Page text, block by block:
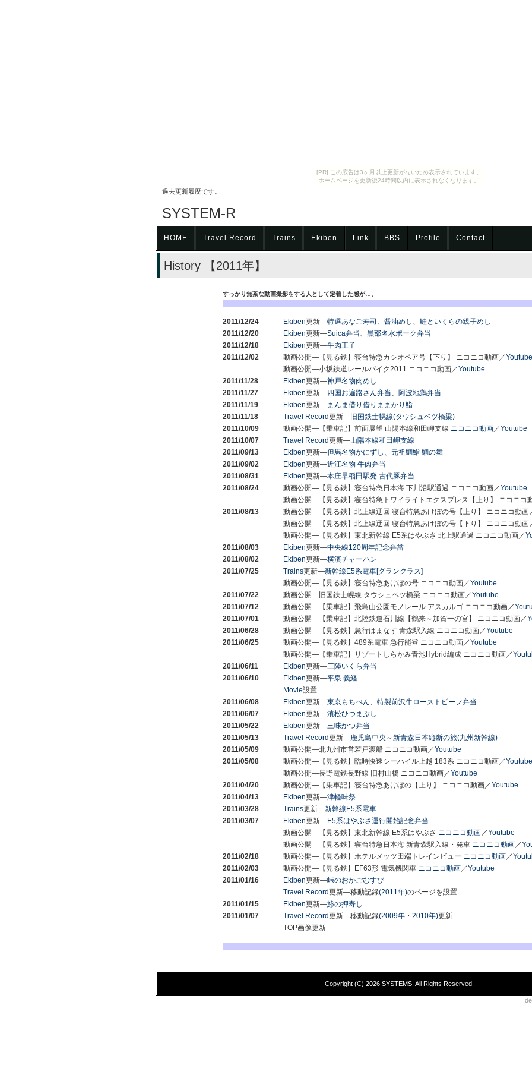
[PR] この広告は3ヶ月以上更新がないため表示されています。
ホームページを更新後24時間以内に表示されなくなります。
過去更新履歴です。
SYSTEM-R
HOME Travel Record Trains Ekiben Link BBS Profile Contact
History 【2011年】
すっかり無茶な動画撮影をする人として定着した感が…。
2011/12/24 Ekiben更新―特選あなご寿司 、 醤油めし 、 鮭といくらの親子めし
2011/12/20
Ekiben更新―Suica弁当、 黒部名水ポーク弁当
2011/12/18
Ekiben更新―牛肉王子
2011/12/02
動画公開―【見る鉄】寝台特急カシオペア号【下り】 ニコニコ動画／Youtube
動画公開―小坂鉄道レールバイク2011 ニコニコ動画／Youtube
2011/11/28
Ekiben更新―神戸名物肉めし
2011/11/27
Ekiben更新―四国お遍路さん弁当、 阿波地鶏弁当
2011/11/19
Ekiben更新―まんま借り借りままかり鮨
2011/11/18
Travel Record更新― 旧国鉄士幌線(タウシュベツ橋梁)
2011/10/09
動画公開―【乗車記】前面展望 山陽本線和田岬支線 ニコニコ動画／Youtube
2011/10/07
Travel Record更新―山陽本線和田岬支線
2011/09/13
Ekiben更新―但馬名物かにずし 、 元祖鯛鮨 鯛の舞
2011/09/02
Ekiben更新―近江名物 牛肉弁当
2011/08/31
Ekiben更新―本庄早稲田駅発 古代豚弁当
2011/08/24
動画公開―【見る鉄】寝台特急日本海 下川沿駅通過 ニコニコ動画／Youtube
動画公開―【見る鉄】寝台特急トワイライトエクスプレス【上り】 ニコニコ
2011/08/13
動画公開―【見る鉄】北上線迂回 寝台特急あけぼの号【上り】 ニコニコ動画
動画公開―【見る鉄】北上線迂回 寝台特急あけぼの号【下り】 ニコニコ動画
動画公開―【見る鉄】東北新幹線 E5系はやぶさ 北上駅通過 ニコニコ動画／
2011/08/03
Ekiben更新―中央線120周年記念弁當
2011/08/02
Ekiben更新―横濱チャーハン
2011/07/25
Trains更新―新幹線E5系電車[グランクラス]
動画公開―【見る鉄】寝台特急あけぼの号 ニコニコ動画／Youtube
2011/07/22
動画公開―旧国鉄士幌線 タウシュベツ橋梁 ニコニコ動画／Youtube
2011/07/12
動画公開―【乗車記】飛鳥山公園モノレール アスカルゴ ニコニコ動画／
2011/07/01
動画公開―【乗車記】北陸鉄道石川線【鶴来～加賀一の宮】 ニコニコ動画／
2011/06/28
動画公開―【見る鉄】急行はまなす 青森駅入線 ニコニコ動画／Youtube
2011/06/25
動画公開―【見る鉄】489系電車 急行能登 ニコニコ動画／Youtube
動画公開―【乗車記】リゾートしらかみ青池Hybrid編成 ニコニコ動画／
2011/06/11
Ekiben更新―三陸いくら弁当
2011/06/10
Ekiben更新―平泉 義経
Movie設置
2011/06/08
Ekiben更新―東京もちべん、 特製前沢牛ローストビーフ弁当
2011/06/07
Ekiben更新―濱松ひつまぶし
2011/05/22
Ekiben更新―三味かつ弁当
2011/05/13
Travel Record更新―鹿児島中央～新青森日本縦断の旅(九州新幹線)
2011/05/09
動画公開―北九州市営若戸渡船 ニコニコ動画／Youtube
2011/05/08
動画公開―【見る鉄】臨時快速シーハイル上越 183系 ニコニコ動画／Youtube
動画公開―長野電鉄長野線 旧村山橋 ニコニコ動画／Youtube
2011/04/20
動画公開―【乗車記】寝台特急あけぼの【上り】 ニコニコ動画／Youtube
2011/04/13
Ekiben更新―津軽味祭
2011/03/28
Trains更新―新幹線E5系電車
2011/03/07
Ekiben更新―E5系はやぶさ運行開始記念弁当
動画公開―【見る鉄】東北新幹線 E5系はやぶさ ニコニコ動画／Youtube
動画公開―【見る鉄】寝台特急日本海 新青森駅入線・発車 ニコニコ動画／
2011/02/18
動画公開―【見る鉄】ホテルメッツ田端トレインビュー ニコニコ動画／
2011/02/03
動画公開―【見る鉄】EF63形 電気機関車 ニコニコ動画／Youtube
2011/01/16
Ekiben更新―峠のおかごむすび
Travel Record更新―移動記録(2011年)のページを設置
2011/01/15
Ekiben更新―鯵の押寿し
2011/01/07
Travel Record更新―移動記録(2009年 ・ 2010年)更新
TOP画像更新
Copyright (C) 2026 SYSTEMS. All Rights Reserved.